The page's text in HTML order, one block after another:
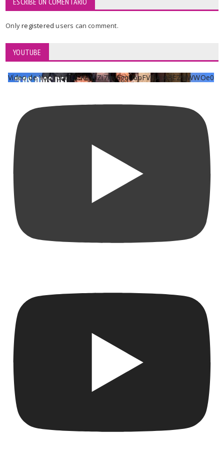
Onlyregisteredusers can comment.
YOUTUBE
Vídeo de YouTube UCKqYjiZi7lzy6gqU6pFVFiA_A3EZ9JWWOe0